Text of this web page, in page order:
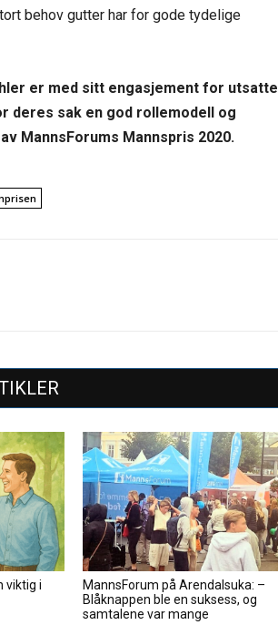
behov gutter har for gode tydelige
er med sitt engasjement for utsatte
deres sak en god rollemodell og
MannsForums Mannspris 2020.
viktig i
MannsForum på Arendalsuka: –
Blåknappen ble en suksess, og
samtalene var mange